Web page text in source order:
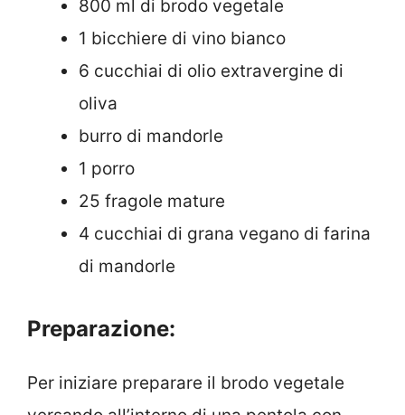
800 ml di brodo vegetale
1 bicchiere di vino bianco
6 cucchiai di olio extravergine di
oliva
burro di mandorle
1 porro
25 fragole mature
4 cucchiai di grana vegano di farina
di mandorle
Preparazione:
Per iniziare preparare il brodo vegetale